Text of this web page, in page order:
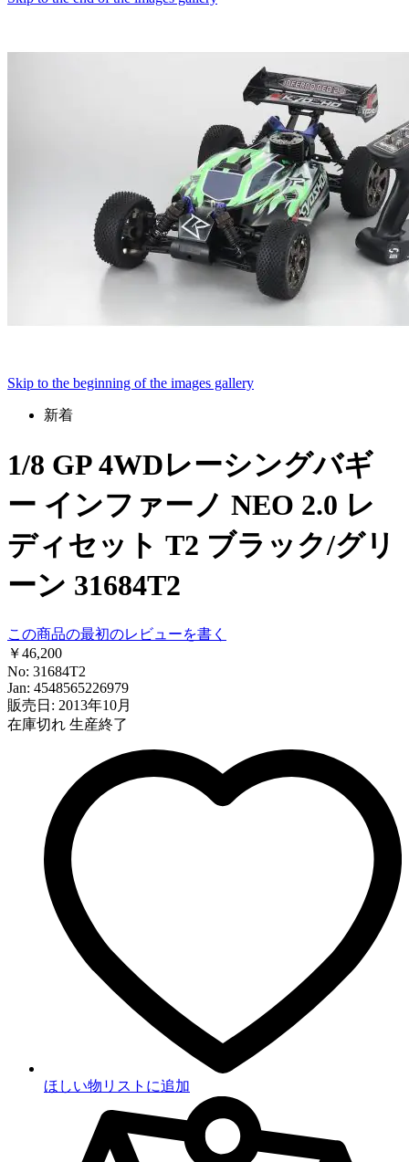
Skip to the beginning of the images gallery
新着
1/8 GP 4WDレーシングバギ
ー インファーノ NEO 2.0 レ
ディセット T2 ブラック/グリ
ーン 31684T2
この商品の最初のレビューを書く
￥46,200
No: 31684T2
Jan: 4548565226979
販売日: 2013年10月
在庫切れ 生産終了
ほしい物リストに追加